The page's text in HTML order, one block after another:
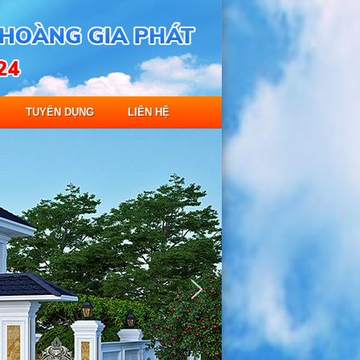
TUYỂN DỤNG LIÊN HỆ